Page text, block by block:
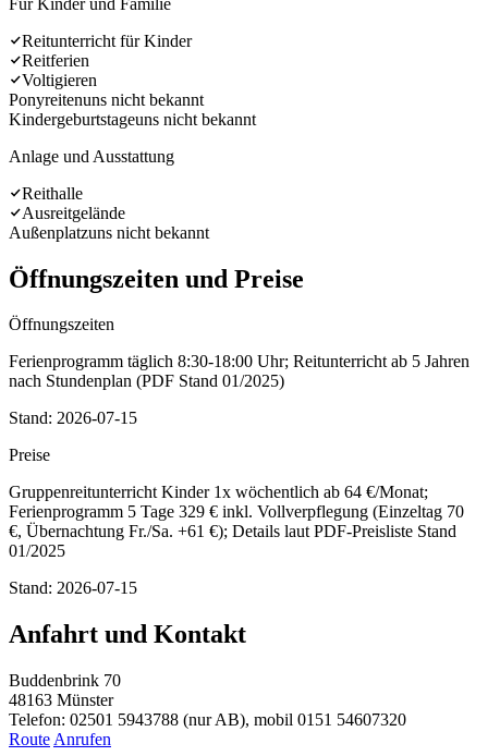
Reitunterricht für Kinder
Reitferien
Voltigieren
Ponyreitenuns nicht bekannt
Kindergeburtstageuns nicht bekannt
Anlage und Ausstattung
Reithalle
Ausreitgelände
Außenplatzuns nicht bekannt
Öffnungszeiten und Preise
Öffnungszeiten
Ferienprogramm täglich 8:30-18:00 Uhr; Reitunterricht ab 5 Jahren
nach Stundenplan (PDF Stand 01/2025)
Stand: 2026-07-15
Preise
Gruppenreitunterricht Kinder 1x wöchentlich ab 64 €/Monat;
Ferienprogramm 5 Tage 329 € inkl. Vollverpflegung (Einzeltag 70
€, Übernachtung Fr./Sa. +61 €); Details laut PDF-Preisliste Stand
01/2025
Stand: 2026-07-15
Anfahrt und Kontakt
Buddenbrink 70
48163 Münster
Telefon: 02501 5943788 (nur AB), mobil 0151 54607320
Route Anrufen